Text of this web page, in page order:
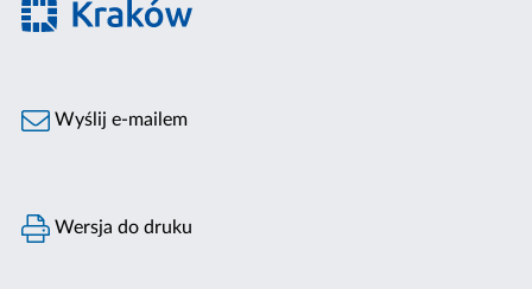
Wyślij e-mailem
Wersja do druku